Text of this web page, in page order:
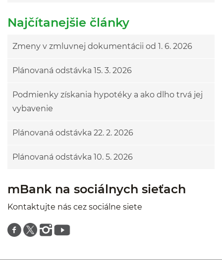
Najčítanejšie články
Zmeny v zmluvnej dokumentácii od 1. 6. 2026
Plánovaná odstávka 15. 3. 2026
Podmienky získania hypotéky a ako dlho trvá jej
vybavenie
Plánovaná odstávka 22. 2. 2026
Plánovaná odstávka 10. 5. 2026
mBank na sociálnych sieťach
Kontaktujte nás cez sociálne siete
Znajdź nas na facebooku
Znajdź nas na twitterze
Znajdź nas na instagramie
Znajdź nas na youtube